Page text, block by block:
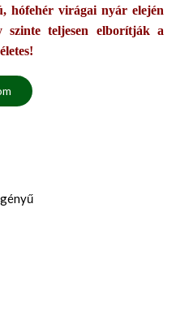
hófehér virágai nyár elején
szinte teljesen elborítják a